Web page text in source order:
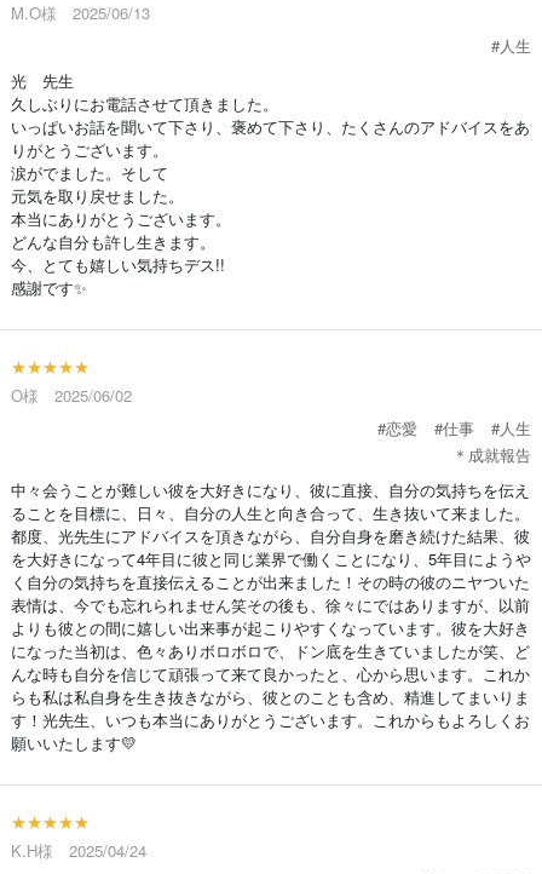
M.O様 2025/06/13
#人生
光 先生
久しぶりにお電話させて頂きました。
いっぱいお話を聞いて下さり、褒めて下さり、たくさんのアドバイスをあ
りがとうございます。
涙がでました。そして
元気を取り戻せました。
本当にありがとうございます。
どんな自分も許し生きます。
今、とても嬉しい気持ちデス!!
感謝です✨️
★★★★★
O様 2025/06/02
#恋愛
#仕事
#人生
＊成就報告
中々会うことが難しい彼を大好きになり、彼に直接、自分の気持ちを伝え
ることを目標に、日々、自分の人生と向き合って、生き抜いて来ました。
都度、光先生にアドバイスを頂きながら、自分自身を磨き続けた結果、彼
を大好きになって4年目に彼と同じ業界で働くことになり、5年目にようや
く自分の気持ちを直接伝えることが出来ました！その時の彼のニヤついた
表情は、今でも忘れられません笑その後も、徐々にではありますが、以前
よりも彼との間に嬉しい出来事が起こりやすくなっています。彼を大好き
になった当初は、色々ありボロボロで、ドン底を生きていましたが笑、ど
んな時も自分を信じて頑張って来て良かったと、心から思います。これか
らも私は私自身を生き抜きながら、彼とのことも含め、精進してまいりま
す！光先生、いつも本当にありがとうございます。これからもよろしくお
願いいたします💛
★★★★★
K.H様 2025/04/24